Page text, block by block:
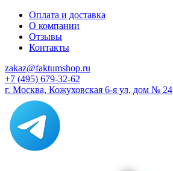
Оплата и доставка
О компании
Отзывы
Контакты
zakaz@faktumshop.ru
+7 (495) 679-32-62
г. Москва, Кожуховская 6-я ул, дом № 24